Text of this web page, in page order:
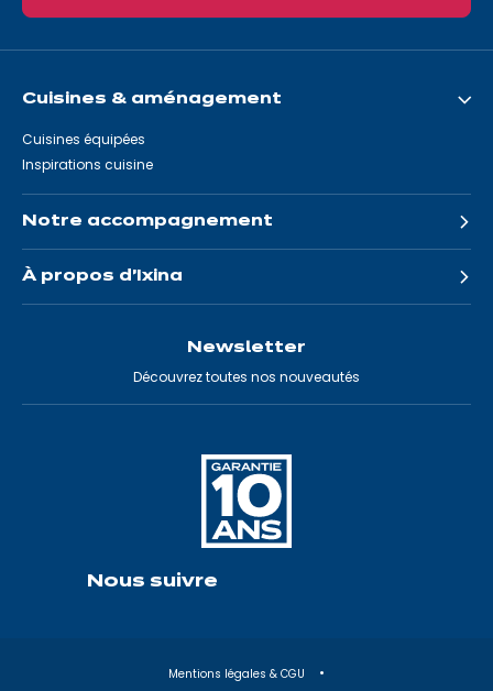
Cuisines & aménagement
Cuisines équipées
Inspirations cuisine
Notre accompagnement
À propos d'Ixina
Newsletter
Découvrez toutes nos nouveautés
Nous suivre
Mentions légales & CGU